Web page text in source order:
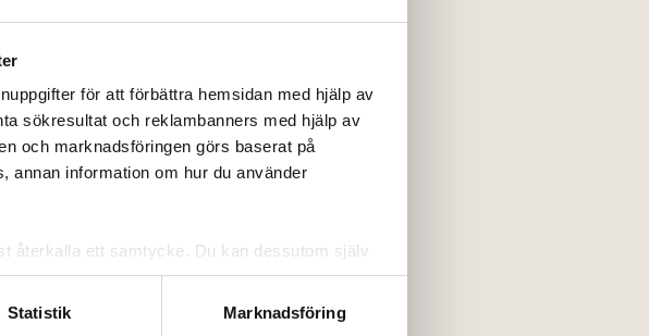
för att förbättra hemsidan med hjälp av
sökresultat och reklambanners med hjälp av
och marknadsföringen görs baserat på
annan information om hur du använder
återkalla ett samtycke. Du kan dessutom själv
Statistik Marknadsföring